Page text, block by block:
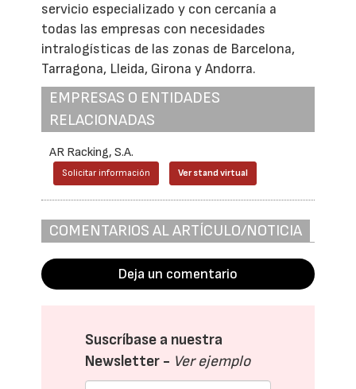
servicio especializado y con cercanía a
todas las empresas con necesidades
intralogísticas de las zonas de Barcelona,
Tarragona, Lleida, Girona y Andorra.
EMPRESAS O ENTIDADES
RELACIONADAS
AR Racking, S.A.
Solicitar información Ver stand virtual
COMENTARIOS AL ARTÍCULO/NOTICIA
Deja un comentario
Suscríbase a nuestra
Newsletter - Ver ejemplo